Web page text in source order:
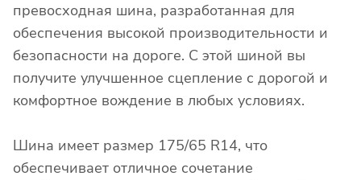
превосходная шина, разработанная для
обеспечения высокой производительности и
безопасности на дороге. С этой шиной вы
получите улучшенное сцепление с дорогой и
комфортное вождение в любых условиях.
Шина имеет размер 175/65 R14, что
обеспечивает отличное сочетание